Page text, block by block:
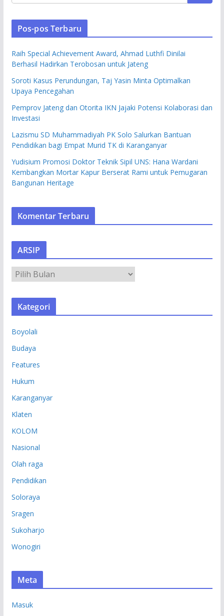
Pos-pos Terbaru
Raih Special Achievement Award, Ahmad Luthfi Dinilai
Berhasil Hadirkan Terobosan untuk Jateng
Soroti Kasus Perundungan, Taj Yasin Minta Optimalkan
Upaya Pencegahan
Pemprov Jateng dan Otorita IKN Jajaki Potensi Kolaborasi dan
Investasi
Lazismu SD Muhammadiyah PK Solo Salurkan Bantuan
Pendidikan bagi Empat Murid TK di Karanganyar
Yudisium Promosi Doktor Teknik Sipil UNS: Hana Wardani
Kembangkan Mortar Kapur Berserat Rami untuk Pemugaran
Bangunan Heritage
Komentar Terbaru
ARSIP
S
Kategori
Boyolali
Budaya
Features
Hukum
Karanganyar
Klaten
KOLOM
Nasional
Olah raga
Pendidikan
Soloraya
Sragen
Sukoharjo
Wonogiri
Meta
Masuk